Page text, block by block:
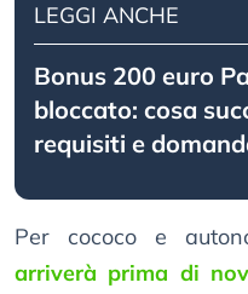
LEGGI ANCHE
Bonus 200 euro
bloccato: cosa
requisiti e
Per cococo e
arriverà prima di